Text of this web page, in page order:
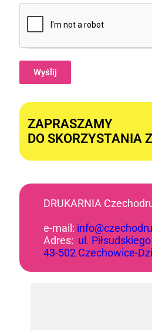
Wyślij
ZAPRASZAMY
DO SKORZYSTANIA
DRUKARNIA
e-mail:
Adres: ul.
43-502 Czechowice-